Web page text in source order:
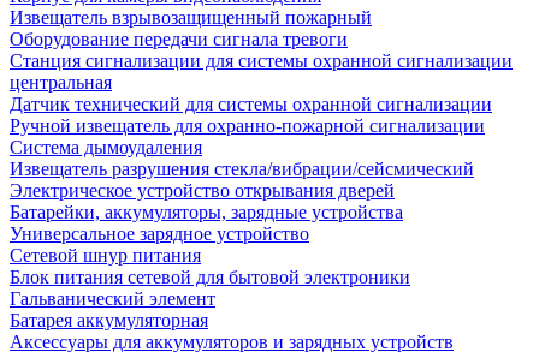
Извещатель взрывозащищенный пожарный
Оборудование передачи сигнала тревоги
Станция сигнализации для системы охранной сигнализации
центральная
Датчик технический для системы охранной сигнализации
Ручной извещатель для охранно-пожарной сигнализации
Система дымоудаления
Извещатель разрушения стекла/вибрации/сейсмический
Электрическое устройство открывания дверей
Батарейки, аккумуляторы, зарядные устройства
Универсальное зарядное устройство
Сетевой шнур питания
Блок питания сетевой для бытовой электроники
Гальванический элемент
Батарея аккумуляторная
Аксессуары для аккумуляторов и зарядных устройств